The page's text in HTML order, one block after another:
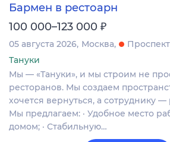
Бармен в рестоарн
100 000–123 000 ₽
05 августа 2026 Москва
Тануки
Мы — «Тануки», и мы строим не
ресторанов. Мы создаем
хочется вернуться, а сотруднику —
Мы предлагаем: · Удобное место
домом; · Стабильную…